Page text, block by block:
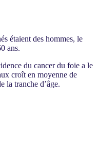
étaient des hommes, le
ans.
du cancer du foie a le
croît en moyenne de
la tranche d’âge.